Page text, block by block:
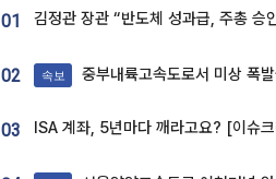
01
02 속보 중부내륙고속도로서 미상 폭발물
03 ISA 계좌, 5년마다 깨라고요? [이슈